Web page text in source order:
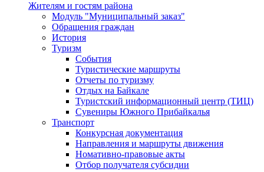
Жителям и гостям района
Модуль "Муниципальный заказ"
Обращения граждан
История
Туризм
События
Туристические маршруты
Отчеты по туризму
Отдых на Байкале
Туристский информационный центр (ТИЦ)
Сувениры Южного Прибайкалья
Транспорт
Конкурсная документация
Направления и маршруты движения
Номативно-правовые акты
Отбор получателя субсидии